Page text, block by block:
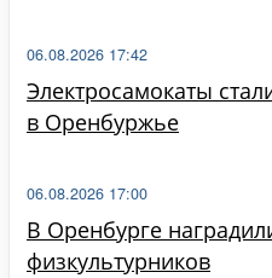
Электросамокаты
в Оренбуржье
06.08.2026 17:42
В Оренбурге
физкультурников
06.08.2026 17:00